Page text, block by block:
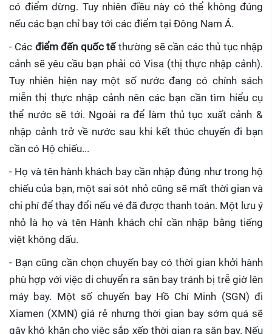
có điểm dừng. Tuy nhiên điều này có thể không đúng
nếu các bạn chỉ bay tới các điểm tại Đông Nam Á.
- Các điểm đến quốc tếthường sẽ cần các thủ tục nhập
cảnh sẽ yêu cầu bạn phải có Visa (thị thực nhập cảnh).
Tuy nhiên hiện nay một số nước đang có chính sách
miễn thị thực nhập cảnh nên các bạn cần tìm hiểu cụ
thể nước sẽ tới. Ngoài ra để làm thủ tục xuất cảnh &
nhập cảnh trở về nước sau khi kết thúc chuyến đi bạn
cần có Hộ chiếu...
- Họ và tên hành khách bay cần nhập đúng như trong hộ
chiếu của bạn, một sai sót nhỏ cũng sẽ mất thời gian và
chi phí để thay đổi nếu vé đã được thanh toán. Một lưu ý
nhỏ là họ và tên Hành khách chỉ cần nhập bằng tiếng
việt không dấu.
- Bạn cũng cần chọn chuyến bay có thời gian khởi hành
phù hợp với việc di chuyển ra sân bay tránh bị trễ giờ lên
máy bay. Một số chuyến bay Hồ Chí Minh (SGN) đi
Xiamen (XMN) giá rẻ nhưng thời gian bay sớm quá sẽ
gây khó khăn cho việc sắp xếp thời gian ra sân bay. Nếu